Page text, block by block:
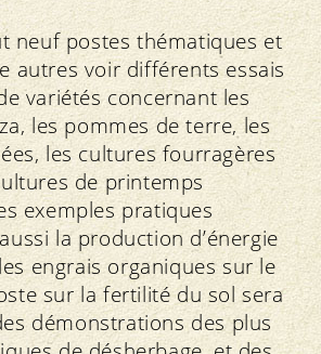
neuf postes thématiques et
autres voir différents essais
variétés concernant les
les pommes de terre, les
les cultures fourragères
de printemps
exemples pratiques
la production d’énergie
engrais organiques sur le
sur la fertilité du sol sera
démonstrations des plus